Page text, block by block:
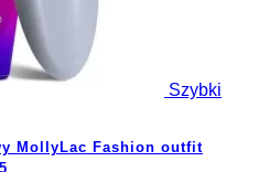
Szybki
MollyLac Fashion outfit